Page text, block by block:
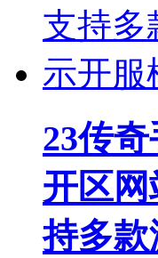
23传
开区
持多